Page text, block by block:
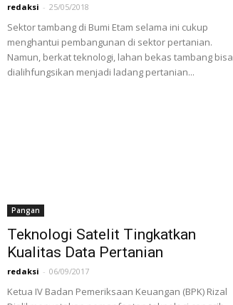
redaksi - 25/05/2018
Sektor tambang di Bumi Etam selama ini cukup
menghantui pembangunan di sektor pertanian.
Namun, berkat teknologi, lahan bekas tambang bisa
dialihfungsikan menjadi ladang pertanian...
Pangan
Teknologi Satelit Tingkatkan
Kualitas Data Pertanian
redaksi - 06/09/2017
Ketua IV Badan Pemeriksaan Keuangan (BPK) Rizal